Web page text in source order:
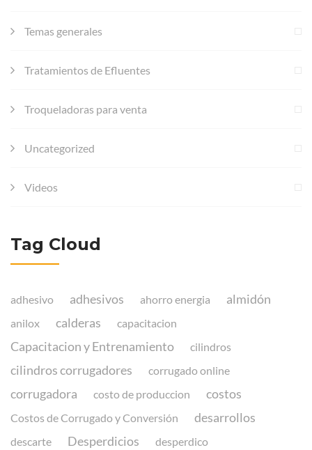
Temas generales
Tratamientos de Efluentes
Troqueladoras para venta
Uncategorized
Videos
Tag Cloud
adhesivo adhesivos ahorro energia almidón
anilox calderas capacitacion
Capacitacion y Entrenamiento cilindros
cilindros corrugadores corrugado online
corrugadora costo de produccion costos
Costos de Corrugado y Conversión desarrollos
descarte Desperdicios desperdico